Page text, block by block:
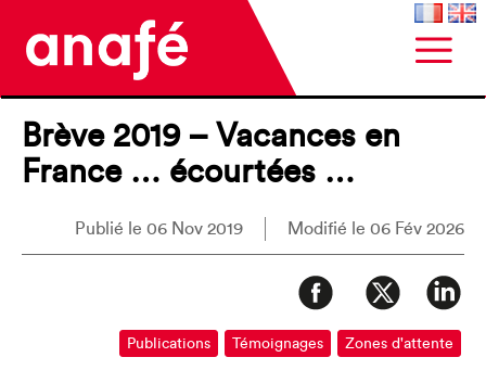
Brève 2019 – Vacances en
France … écourtées …
Publié le 06 Nov 2019 Modifié le 06 Fév 2026
Publications Témoignages Zones d'attente